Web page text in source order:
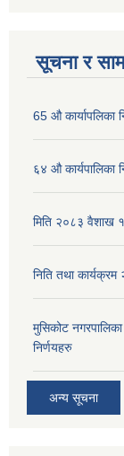
सूचना र
65 औ कार्यापलिका
६४ औ कार्यपालिका
मिति २०८३ वैशाख
निति तथा
मुसिकोट
निर्णयहरु
अन्य सूचना